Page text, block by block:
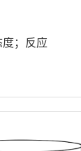
；反应